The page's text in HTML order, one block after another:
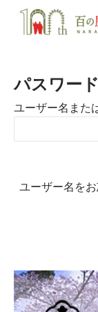
パスワー
ユーザー名また
ユーザー名を